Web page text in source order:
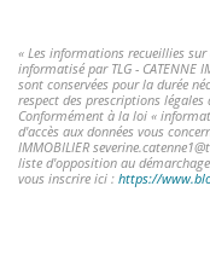
« Les informations recueillies
informatisé par TLG - CATENNE
sont conservées pour la durée
respect des prescriptions
Conformément à la loi «
d'accès aux données vous
IMMOBILIER
liste d'opposition au
vous inscrire ici : https://